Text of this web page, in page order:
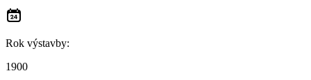
Rok výstavby:
1900